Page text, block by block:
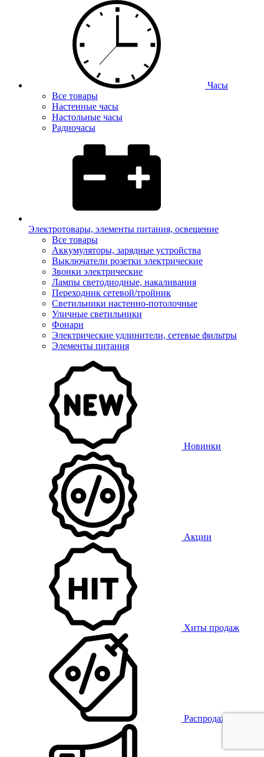
Часы
Все товары
Настенные часы
Настольные часы
Радиочасы
Электротовары, элементы питания, освещение
Все товары
Аккумуляторы, зарядные устройства
Выключатели розетки электрические
Звонки электрические
Лампы светодиодные, накаливания
Переходник сетевой/тройник
Светильники настенно-потолочные
Уличные светильники
Фонари
Электрические удлинители, сетевые фильтры
Элементы питания
Новинки
Акции
Хиты продаж
Распродажа